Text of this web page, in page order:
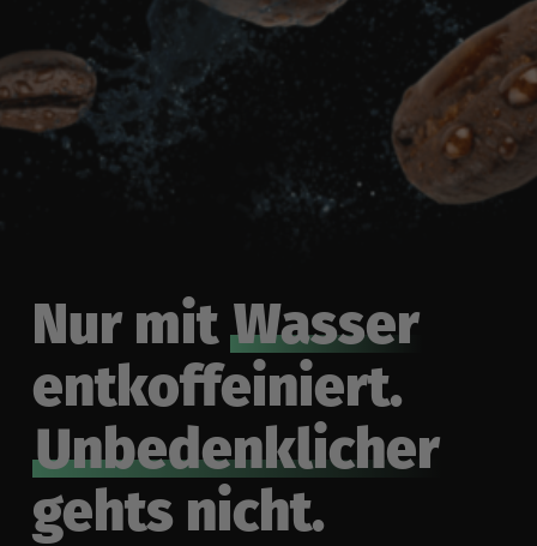
Nur mitWasser
entkoffeiniert.
Unbedenklicher
gehts nicht.